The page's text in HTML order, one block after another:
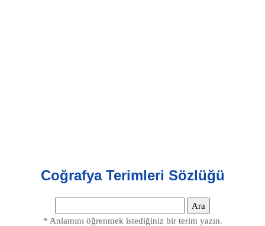
Coğrafya Terimleri Sözlüğü
* Anlamını öğrenmek istediğiniz bir terim yazın.